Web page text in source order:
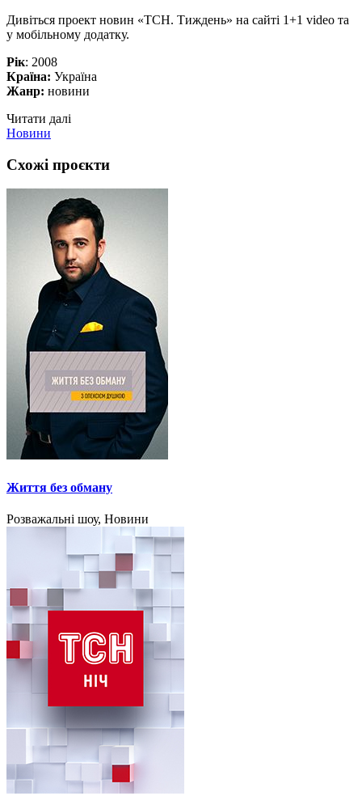
Дивіться проект новин «ТСН. Тиждень» на сайті 1+1 video та
у мобільному додатку.
Рік: 2008
Країна: Україна
Жанр: новини
Читати далі
Новини
Схожі проєкти
Життя без обману
Розважальні шоу, Новини